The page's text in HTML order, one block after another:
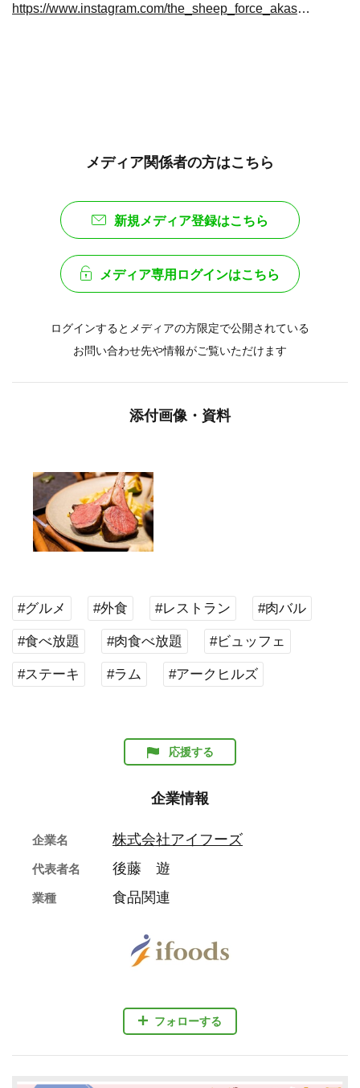
https://www.instagram.com/the_sheep_force_akasaka/
メディア関係者の方はこちら
新規メディア登録はこちら
メディア専用ログインはこちら
ログインするとメディアの方限定で公開されている
お問い合わせ先や情報がご覧いただけます
添付画像・資料
#グルメ #外食 #レストラン #肉バル
#食べ放題 #肉食べ放題 #ビュッフェ
#ステーキ #ラム #アークヒルズ
応援する
企業情報
フォローする
企業名 株式会社アイフーズ
代表者名 後藤 遊
業種 食品関連